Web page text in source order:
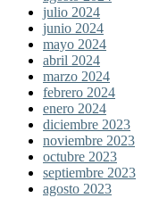
julio 2024
junio 2024
mayo 2024
abril 2024
marzo 2024
febrero 2024
enero 2024
diciembre 2023
noviembre 2023
octubre 2023
septiembre 2023
agosto 2023